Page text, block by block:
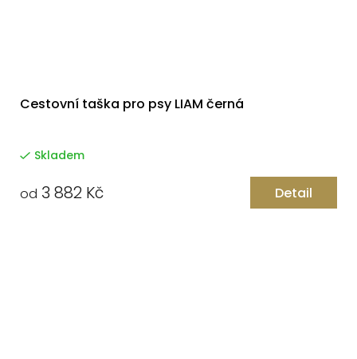
Cestovní taška pro psy LIAM černá
Skladem
od 3 882 Kč Detail